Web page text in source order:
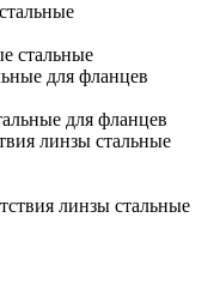
для фланцев
линзы стальные